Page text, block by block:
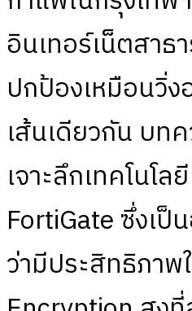
อินเทอร์เน็ตสา
ปกป้องเหมือนวิ่
เส้นเดียวกัน บท
เจาะลึกเทคโนโลยี
FortiGate ซึ่งเ
ว่ามีประสิทธิภาพ